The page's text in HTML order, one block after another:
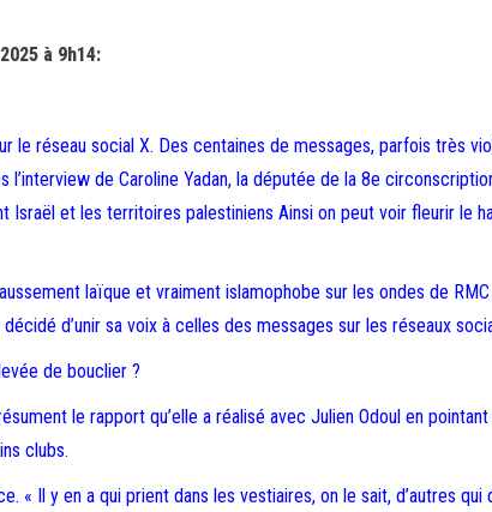
à 9h14:
le réseau social X. Des centaines de messages, parfois très
l’interview de Caroline Yadan, la députée de la 8e
Israël et les territoires palestiniens Ainsi on peut voir fleurir le
laïque et vraiment islamophobe sur les ondes de
d’unir sa voix à celles des messages sur les réseaux
de bouclier ?
le rapport qu’elle a réalisé avec Julien Odoul en
clubs.
« Il y en a qui prient dans les vestiaires, on le sait, d’autres qui